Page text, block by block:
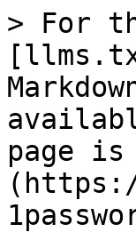
> For
page is